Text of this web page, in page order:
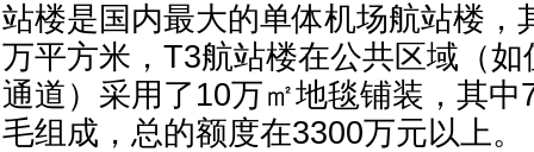
站楼是国内最大的单体机场航站楼，
万平方米，T3航站楼在公共区域（
通道）采用了10万㎡地毯铺装，其中
毛组成，总的额度在3300万元以上。